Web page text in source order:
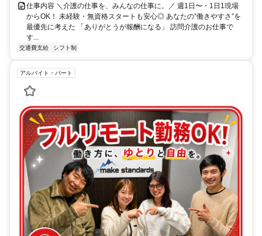
仕事内容 ＼介護の仕事を、みんなの仕事に。／ 週1日〜・1日1現場
からOK！ 未経験・無資格スタートも安心◎ あなたの“働きやすさ”を
最優先に考えた 「ありがとうが報酬になる」 訪問介護のお仕事で
す...
交通費支給 シフト制
アルバイト・パート